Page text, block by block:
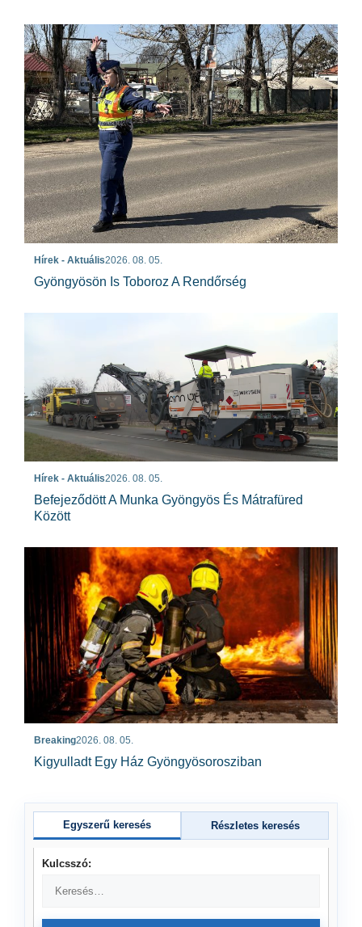
Hírek - Aktuális2026. 08. 05.
Gyöngyösön Is Toboroz A Rendőrség
Hírek - Aktuális2026. 08. 05.
Befejeződött A Munka Gyöngyös És Mátrafüred
Között
Breaking2026. 08. 05.
Kigyulladt Egy Ház Gyöngyösorosziban
Egyszerű keresés Részletes keresés
Kulcsszó: